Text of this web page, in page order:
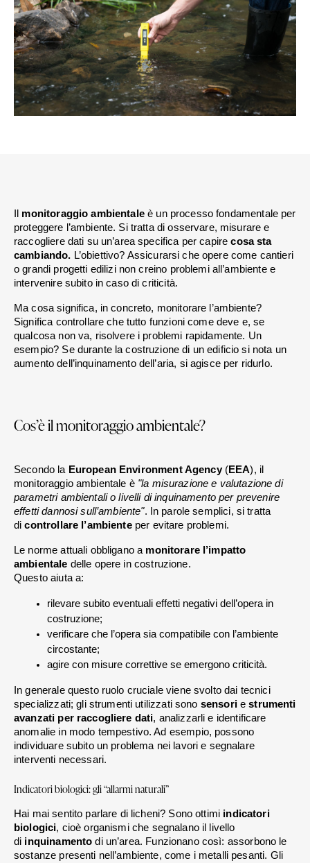
Il monitoraggio ambientale è un processo fondamentale per
proteggere l’ambiente. Si tratta di osservare, misurare e
raccogliere dati su un’area specifica per capire cosa sta
cambiando. L’obiettivo? Assicurarsi che opere come cantieri
o grandi progetti edilizi non creino problemi all’ambiente e
intervenire subito in caso di criticità.
Ma cosa significa, in concreto, monitorare l’ambiente?
Significa controllare che tutto funzioni come deve e, se
qualcosa non va, risolvere i problemi rapidamente. Un
esempio? Se durante la costruzione di un edificio si nota un
aumento dell’inquinamento dell’aria, si agisce per ridurlo.
Cos’è il monitoraggio ambientale?
Secondo la European Environment Agency (EEA), il
monitoraggio ambientale è "la misurazione e valutazione di
parametri ambientali o livelli di inquinamento per prevenire
effetti dannosi sull’ambiente". In parole semplici, si tratta
di controllare l’ambiente per evitare problemi.
Le norme attuali obbligano a monitorare l’impatto
ambientale delle opere in costruzione.
Questo aiuta a:
rilevare subito eventuali effetti negativi dell’opera in
costruzione;
verificare che l’opera sia compatibile con l’ambiente
circostante;
agire con misure correttive se emergono criticità.
In generale questo ruolo cruciale viene svolto dai tecnici
specializzati; gli strumenti utilizzati sono sensori e strumenti
avanzati per raccogliere dati, analizzarli e identificare
anomalie in modo tempestivo. Ad esempio, possono
individuare subito un problema nei lavori e segnalare
interventi necessari.
Indicatori biologici: gli “allarmi naturali”
Hai mai sentito parlare di licheni? Sono ottimi indicatori
biologici, cioè organismi che segnalano il livello
di inquinamento di un’area. Funzionano così: assorbono le
sostanze presenti nell’ambiente, come i metalli pesanti. Gli